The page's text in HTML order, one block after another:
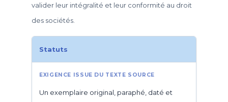
valider leur intégralité et leur conformité au droit
des sociétés.
Statuts
Un exemplaire original, paraphé, daté et